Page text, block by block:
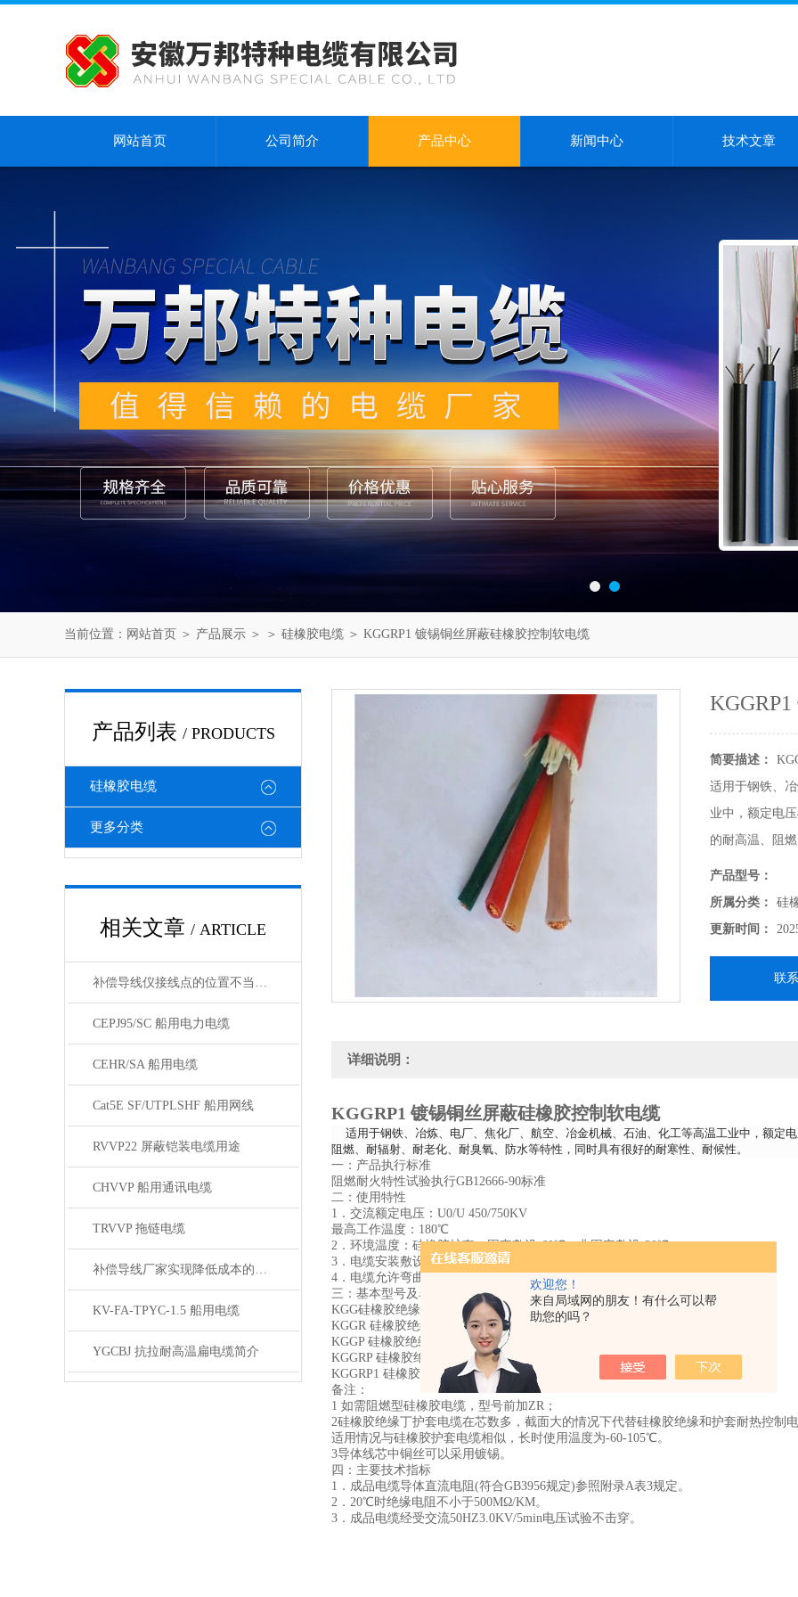
欢迎您！
来自局域网的朋友！有什么可以帮
助您的吗？
网站首页 公司简介 产品中心 新闻中心 技术文章
当前位置： 网站首页 ＞ 产品展示 ＞ ＞ 硅橡胶电缆 ＞ KGGRP1 镀锡铜丝屏蔽硅橡胶控制软电缆
产品列表 / PRODUCTS
硅橡胶电缆
更多分类
相关文章 / ARTICLE
补偿导线仪接线点的位置不当，易引起误差
CEPJ95/SC 船用电力电缆
CEHR/SA 船用电缆
Cat5E SF/UTPLSHF 船用网线
RVVP22 屏蔽铠装电缆用途
CHVVP 船用通讯电缆
TRVVP 拖链电缆
补偿导线厂家实现降低成本的有效措施
KV-FA-TPYC-1.5 船用电缆
YGCBJ 抗拉耐高温扁电缆简介
简要描述：
适用于钢铁、
业中，额定电
的耐高温、阻
耐寒性、耐候
产品型号：
所属分类：
硅
更新时间：
联
详细说明：
KGGRP1 镀锡铜丝屏蔽硅橡胶控制软电缆
适用于钢铁、冶炼、电厂、焦化厂、航空、冶金机械、石油、化工等高温工业中，额定
阻燃、耐辐射、耐老化、耐臭氧、防水等特性，同时具有很好的耐寒性、耐候性。
一：产品执行标准
阻燃耐火特性试验执行GB12666-90标准
二：使用特性
1．交流额定电压：U0/U 450/750KV
最高工作温度：180℃
2．环境温度：硅橡胶护套：固定敷设-60℃，非固定敷设-20℃
3．电缆安装敷设温度应不低于-20℃。
4．电缆允许弯曲半径：非铠装电缆最小为电缆外径的6倍
三：基本型号及名称
KGG硅橡胶绝缘和护套控制电缆
KGGR 硅橡胶绝缘和护套控制软电缆
KGGP 硅橡胶绝缘和护套铜丝编织屏蔽控制电缆
KGGRP 硅橡胶绝缘和护套铜丝编织屏蔽控制软电缆
KGGRP1 硅橡胶绝缘和护套镀锡编织屏蔽控制软电缆
备注：
1 如需阻燃型硅橡胶电缆，型号前加ZR；
2硅橡胶绝缘丁护套电缆在芯数多，截面大的情况下代替硅橡胶绝缘和护套耐热控制
适用情况与硅橡胶护套电缆相似，长时使用温度为-60-105℃。
3导体线芯中铜丝可以采用镀锡。
四：主要技术指标
1．成品电缆导体直流电阻(符合GB3956规定)参照附录A表3规定。
2．20℃时绝缘电阻不小于500MΩ/KM。
3．成品电缆经受交流50HZ3.0KV/5min电压试验不击穿。